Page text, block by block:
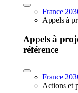
France
Appels à
Appels à
référence
France
Actions et